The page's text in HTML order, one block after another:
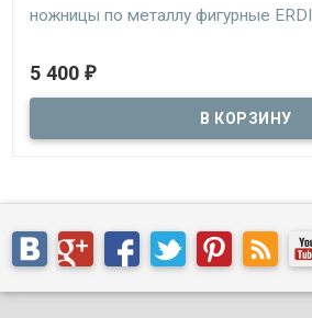
ножницы по металлу фигурные
реза листового металла
5 400 ₽